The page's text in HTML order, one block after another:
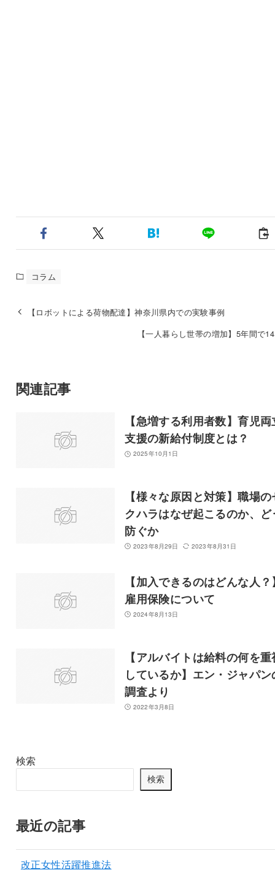
コラム
【ロボットによる荷物配達】神奈川県内での実験事例
【一人暮らし世帯の増加】5年間で
関連記事
【急増する利用者数】育児両
支援の新給付制度とは？
2025年10月1日
【様々な原因と対策】職場の
クハラはなぜ起こるのか、ど
防ぐか
2023年8月29日 2023年8月31日
【加入できるのはどんな人？
雇用保険について
2024年8月13日
【アルバイトは給料の何を重
しているか】エン・ジャパン
調査より
2022年3月8日
検索
検索
最近の記事
改正女性活躍推進法